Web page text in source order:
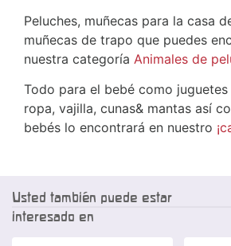
Peluches, muñecas para la casa
muñecas de trapo que puedes
nuestra categoría Animales de
Todo para el bebé como juguetes
ropa, vajilla, cunas& mantas así
bebés lo encontrará en nuestro
Usted también puede estar
interesado en